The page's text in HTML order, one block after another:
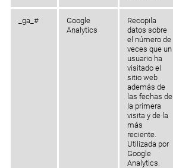
_ga_#
Google
Analytics
Recopila
datos sobre
el número de
veces que un
usuario ha
visitado el
sitio web
además de
las fechas de
la primera
visita y de la
más
reciente.
Utilizada por
Google
Analytics.